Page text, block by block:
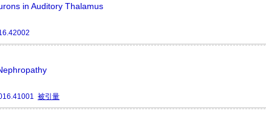
in Auditory Thalamus
被引量